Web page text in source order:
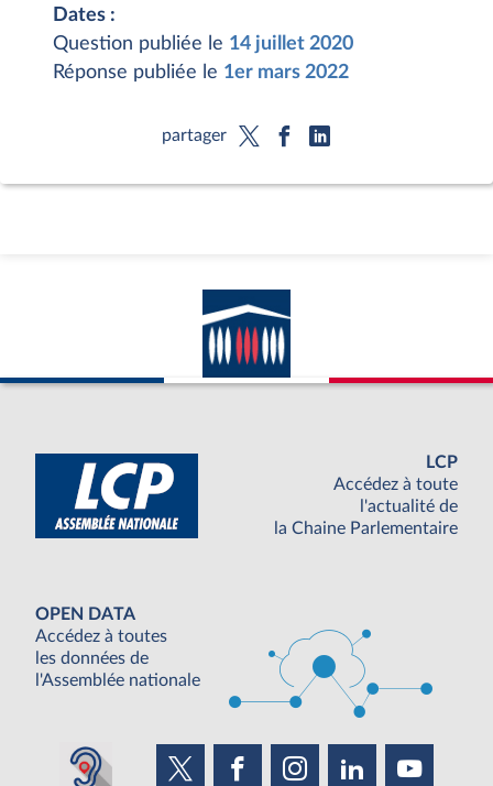
Dates :
Question publiée le 14 juillet 2020
Réponse publiée le 1er mars 2022
partager
LCP
Accédez à toute
l'actualité de
la Chaine Parlementaire
OPEN DATA
Accédez à toutes
les données de
l'Assemblée nationale